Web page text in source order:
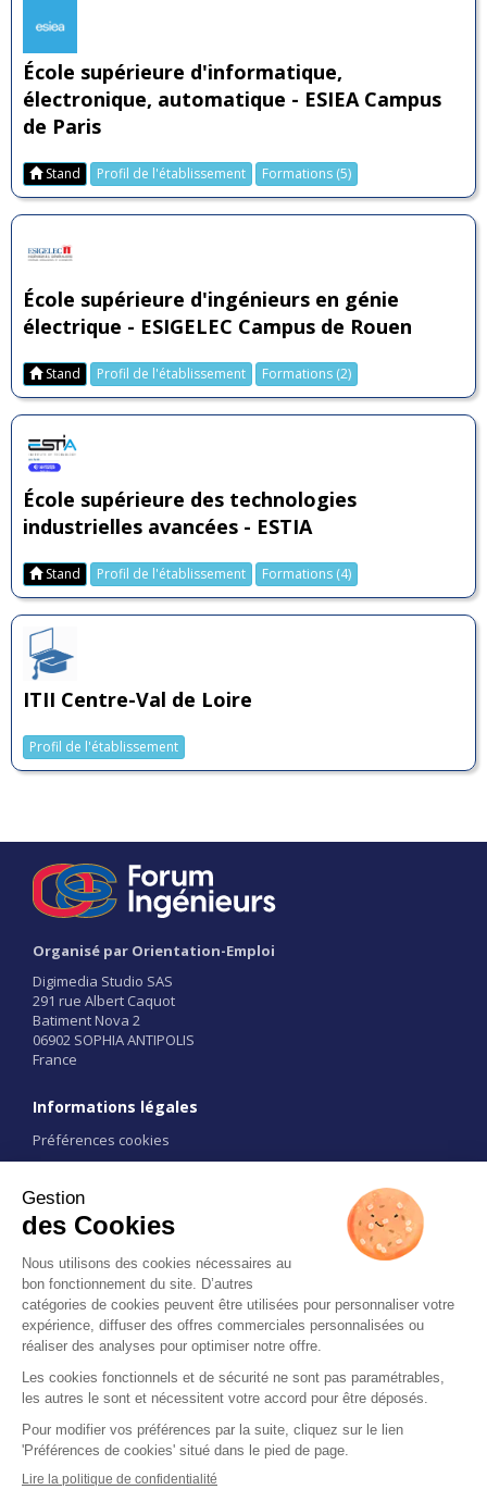
École supérieure d'informatique,
électronique, automatique - ESIEA Campus
de Paris
Stand Profil de l'établissement Formations (5)
École supérieure d'ingénieurs en génie
électrique - ESIGELEC Campus de Rouen
Stand Profil de l'établissement Formations (2)
École supérieure des technologies
industrielles avancées - ESTIA
Stand Profil de l'établissement Formations (4)
ITII Centre-Val de Loire
Profil de l'établissement
Organisé par Orientation-Emploi
Digimedia Studio SAS
291 rue Albert Caquot
Batiment Nova 2
06902 SOPHIA ANTIPOLIS
France
Informations légales
Préférences cookies
CGU
Liens
Contact
Restez informé
All rights reserved 2026 © ExpoPolis -